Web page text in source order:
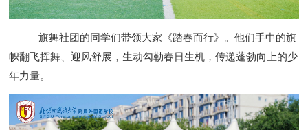
旗舞社团的同学们带领大家《踏春而行》。他们手中的旗
帜翻飞挥舞、迎风舒展，生动勾勒春日生机，传递蓬勃向上的少
年力量。